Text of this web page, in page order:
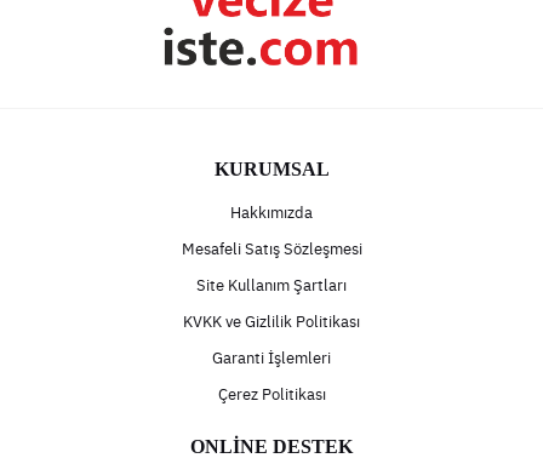
KURUMSAL
Hakkımızda
Mesafeli Satış Sözleşmesi
Site Kullanım Şartları
KVKK ve Gizlilik Politikası
Garanti İşlemleri
Çerez Politikası
ONLİNE DESTEK